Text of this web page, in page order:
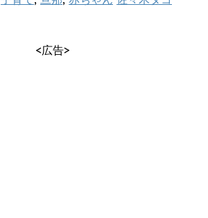
<広告>